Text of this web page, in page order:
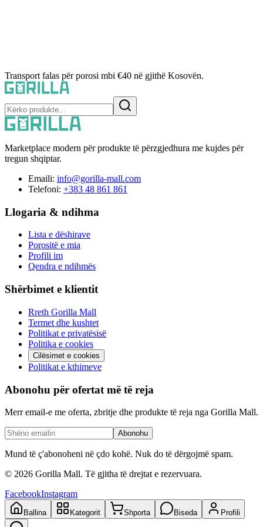
Transport falas për porosi mbi €40 në gjithë Kosovën.
Marketplace modern për produkte të përzgjedhura me kujdes për
tregun shqiptar.
Emaili: info@gorilla-mall.com
Telefoni: +383 48 861 861
Llogaria & ndihma
Lista e dëshirave
Porositë e mia
Profili im
Qendra e ndihmës
Shërbimet e klientit
Rreth Gorilla Mall
Termet dhe kushtet
Politikat e privatësisë
Politika e cookies
Cilësimet e cookies
Politikat e kthimeve
Abonohu për ofertat më të reja
Merr email-e me oferta, zbritje dhe produkte të reja nga Gorilla Mall.
Abonohu
Mund të ç'abonoheni në çdo kohë. Nuk do të dërgojmë spam.
© 2026 Gorilla Mall. Të gjitha të drejtat e rezervuara.
FacebookInstagram
Ballina Kategorit Shporta Biseda Profili